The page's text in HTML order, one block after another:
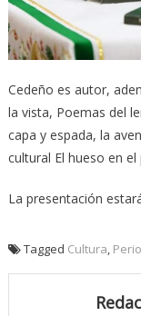
Cedeño es autor,
la vista, Poemas del
capa y espada, la
cultural El hueso en
La presentación
Tagged Cultura,